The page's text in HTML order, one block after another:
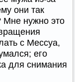
они так
Мне нужно это
с Мессуа,
его
для снимания